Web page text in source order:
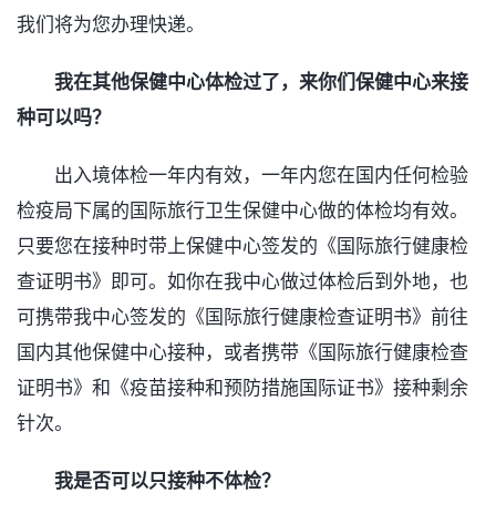
我们将为您办理快递。
我在其他保健中心体检过了，来你们保健中心来接
种可以吗？
出入境体检一年内有效，一年内您在国内任何检验
检疫局下属的国际旅行卫生保健中心做的体检均有效。
只要您在接种时带上保健中心签发的《国际旅行健康检
查证明书》即可。如你在我中心做过体检后到外地，也
可携带我中心签发的《国际旅行健康检查证明书》前往
国内其他保健中心接种，或者携带《国际旅行健康检查
证明书》和《疫苗接种和预防措施国际证书》接种剩余
针次。
我是否可以只接种不体检？